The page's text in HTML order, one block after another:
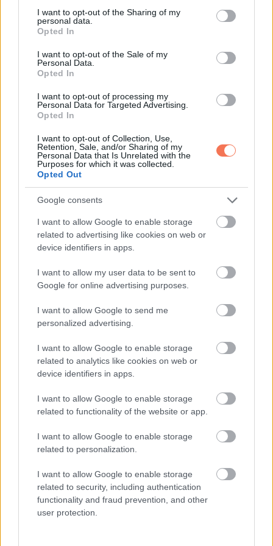
not limited to your visit or usage behaviour. You may click to
grant or deny consent to Google and its third-party tags to
use your data for below specified purposes in below Google
consent section.
I want to opt-out of the Sharing of my
personal data.
Opted In
I want to opt-out of the Sale of my
Personal Data.
Opted In
I want to opt-out of processing my
Personal Data for Targeted Advertising.
Opted In
I want to opt-out of Collection, Use,
Retention, Sale, and/or Sharing of my
Personal Data that Is Unrelated with the
Purposes for which it was collected.
Opted Out
Google consents
I want to allow Google to enable storage
related to advertising like cookies on web or
device identifiers in apps.
I want to allow my user data to be sent to
Google for online advertising purposes.
I want to allow Google to send me
personalized advertising.
I want to allow Google to enable storage
related to analytics like cookies on web or
device identifiers in apps.
I want to allow Google to enable storage
related to functionality of the website or app.
I want to allow Google to enable storage
related to personalization.
I want to allow Google to enable storage
related to security, including authentication
functionality and fraud prevention, and other
user protection.
Nam végül megszólalt.
„Linh, bocsáss meg. Nem ismertem az igazságot. Nem
Aznap este a balkonon ültem. Anya mellém ült, és finoman
megsimogatta a vállam.
„Kislányom, a szerelem nem bűn. De néha a sors nem azért
megbocsássanak és elengedjenek.”
Sírtam. Nem haragból, inkább szánalomból és megértésből.
Tudtam, hogy amit éreztem, valós volt, mégis éreztem, hogy
nem folytathatom.
Pár hónap múlva Nam elköltözött a városból. Egy levelet
„Köszönöm, Linh, hogy emlékeztettél, milyen szeretni.
Amikor megismertelek, visszakaptam valamit a múltamból.
Amikor találkoztam édesanyáddal, megtaláltam a békém.
velem marad, amíg élek.”
Anya a levelet egy kis dobozban őrzi, apám fényképe
mellett. Azt mondta:
„Nem minden kapcsolat azért jön, hogy összekössön. Van,
amelyik azért érkezik, hogy megtanítson elengedni.”
reménnyel. Ha margarétát látok, mindig eszembe jut Nam. A
férfi, akit szerettem, és akitől megtanultam, hogy az igaz
szerelem akkor is szép marad, ha a történet véget ér.